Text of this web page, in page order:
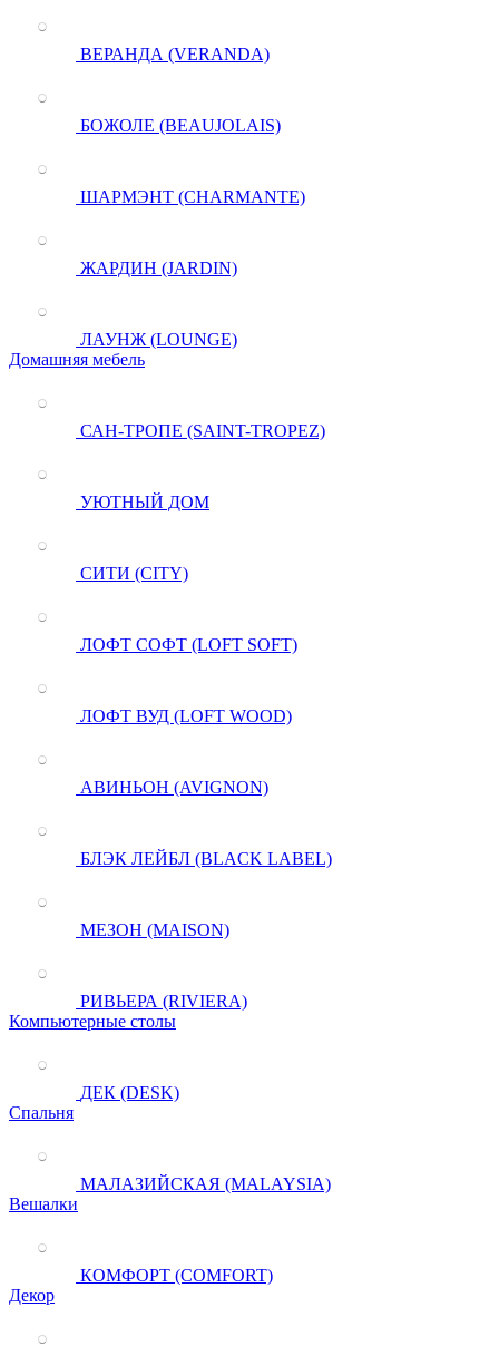
ВЕРАНДА (VERANDA)
БОЖОЛЕ (BEAUJOLAIS)
ШАРМЭНТ (CHARMANTE)
ЖАРДИН (JARDIN)
ЛАУНЖ (LOUNGE)
Домашняя мебель
САН-ТРОПЕ (SAINT-TROPEZ)
УЮТНЫЙ ДОМ
СИТИ (CITY)
ЛОФТ СОФТ (LOFT SOFT)
ЛОФТ ВУД (LOFT WOOD)
АВИНЬОН (AVIGNON)
БЛЭК ЛЕЙБЛ (BLACK LABEL)
МЕЗОН (MAISON)
РИВЬЕРА (RIVIERA)
Компьютерные столы
ДЕК (DESK)
Спальня
МАЛАЗИЙСКАЯ (MALAYSIA)
Вешалки
КОМФОРТ (COMFORT)
Декор